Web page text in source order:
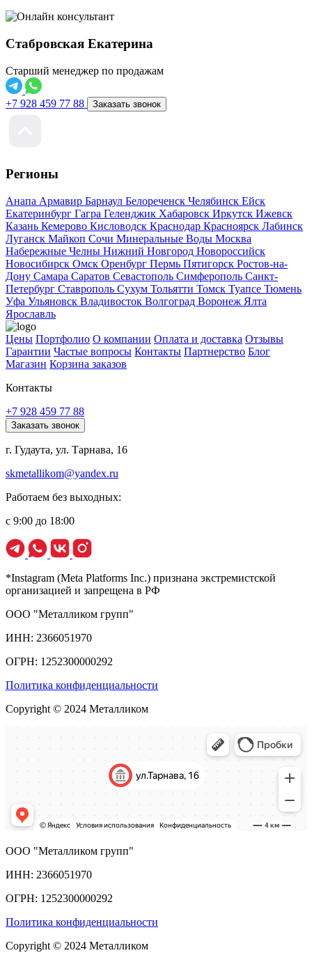
Стабровская Екатерина
Старший менеджер по продажам
+7 928 459 77 88 Заказать звонок
Регионы
Анапа Армавир Барнаул Белореченск Челябинск Ейск
Екатеринбург Гагра Геленджик Хабаровск Иркутск Ижевск
Казань Кемерово Кисловодск Краснодар Красноярск Лабинск
Луганск Майкоп Сочи Минеральные Воды Москва
Набережные Челны Нижний Новгород Новороссийск
Новосибирск Омск Оренбург Пермь Пятигорск Ростов-на-
Дону Самара Саратов Севастополь Симферополь Санкт-
Петербург Ставрополь Сухум Тольятти Томск Туапсе Тюмень
Уфа Ульяновск Владивосток Волгоград Воронеж Ялта
Ярославль
Цены Портфолио О компании Оплата и доставка Отзывы
Гарантии Частые вопросы Контакты Партнерство Блог
Магазин Корзина заказов
Контакты
+7 928 459 77 88
Заказать звонок
г. Гудаута, ул. Тарнава, 16
skmetallikom@yandex.ru
Работаем без выходных:
с 9:00 до 18:00
*Instagram (Meta Platforms Inc.) признана экстремистской
организацией и запрещена в РФ
ООО "Металликом групп"
ИНН: 2366051970
ОГРН: 1252300000292
Политика конфиденциальности
Copyright © 2024 Металликом
ООО "Металликом групп"
ИНН: 2366051970
ОГРН: 1252300000292
Политика конфиденциальности
Copyright © 2024 Металликом